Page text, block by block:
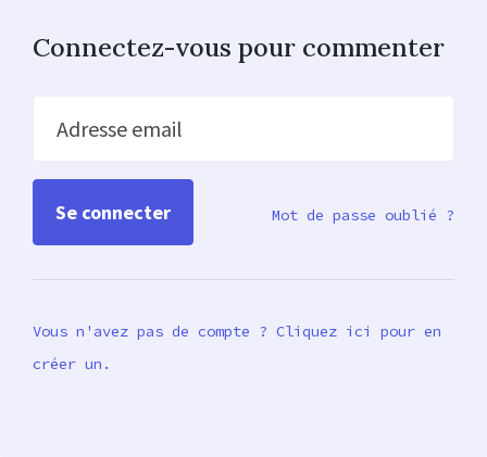
Connectez-vous pour commenter
Adresse email
Mot de passe oublié ?
Vous n'avez pas de compte ? Cliquez ici pour en
créer un.